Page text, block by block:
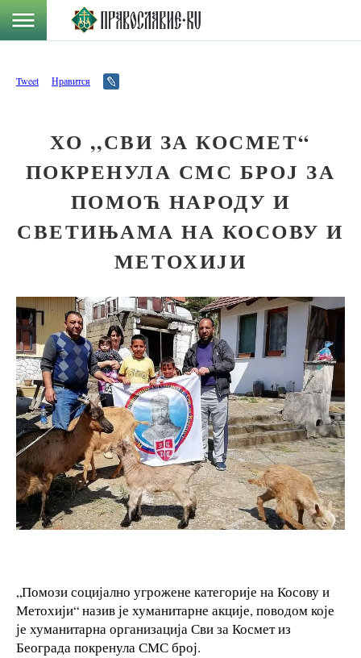
Tweet Нравится
ХО ,,СВИ ЗА КОСМЕТ“
ПОКРЕНУЛА СМС БРОЈ ЗА
ПОМОЋ НАРОДУ И
СВЕТИЊАМА НА КОСОВУ И
МЕТОХИЈИ
„Помози социјално угрожене категорије на Косову и
Метохији“ назив је хуманитарне акције, поводом које
је хуманитарна организација Сви за Космет из
Београда покренула СМС број.